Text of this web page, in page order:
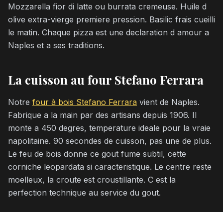
Mozzarella fior di latte ou burrata cremeuse. Huile d
olive extra-vierge premiere pression. Basilic frais cueilli
le matin. Chaque pizza est une declaration d amour a
Naples et a ses traditions.
La cuisson au four Stefano Ferrara
Notre four à bois Stefano Ferrara vient de Naples.
Fabrique a la main par des artisans depuis 1906. Il
monte a 450 degres, temperature ideale pour la vraie
napolitaine. 90 secondes de cuisson, pas une de plus.
Le feu de bois donne ce gout fume subtil, cette
corniche leopardata si caracteristique. Le centre reste
moelleux, la croute est croustillante. C est la
perfection technique au service du gout.